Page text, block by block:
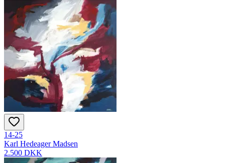
14-25
Karl Hedeager Madsen
2.500 DKK